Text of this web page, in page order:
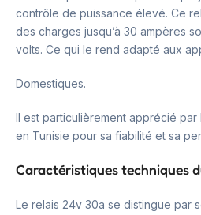
contrôle de puissance élevé. Ce
des charges jusqu’à 30 ampères
volts. Ce qui le rend adapté aux
Domestiques.
Il est particulièrement apprécié
en Tunisie pour sa fiabilité et sa
Caractéristiques techniques
Le relais 24v 30a se distingue par